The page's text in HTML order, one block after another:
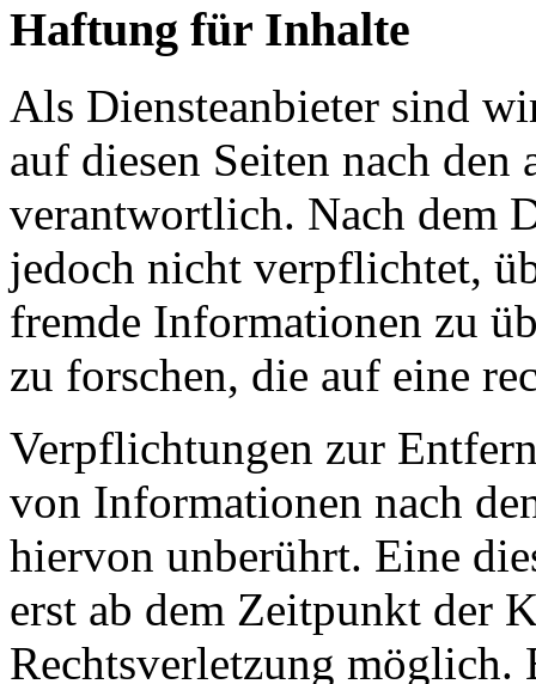
Haftung für Inhalte
Als Diensteanbieter sind
auf diesen Seiten nach den
verantwortlich. Nach dem
jedoch nicht verpflichtet,
fremde Informationen zu
zu forschen, die auf eine
Verpflichtungen zur
von Informationen nach
hiervon unberührt. Eine
erst ab dem Zeitpunkt der
Rechtsverletzung möglich.